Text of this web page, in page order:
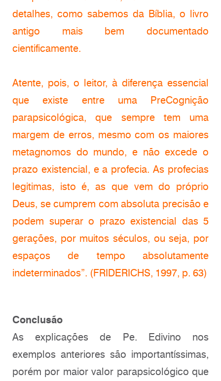
detalhes, como sabemos da Bíblia, o livro
antigo mais bem documentado
cientificamente.
Atente, pois, o leitor, à diferença essencial
que existe entre uma PreCognição
parapsicológica, que sempre tem uma
margem de erros, mesmo com os maiores
metagnomos do mundo, e não excede o
prazo existencial, e a profecia. As profecias
legitimas, isto é, as que vem do próprio
Deus, se cumprem com absoluta precisão e
podem superar o prazo existencial das 5
gerações, por muitos séculos, ou seja, por
espaços de tempo absolutamente
indeterminados”. (FRIDERICHS, 1997, p. 63)
Conclusão
As explicações de Pe. Edivino nos
exemplos anteriores são importantíssimas,
porém por maior valor parapsicológico que